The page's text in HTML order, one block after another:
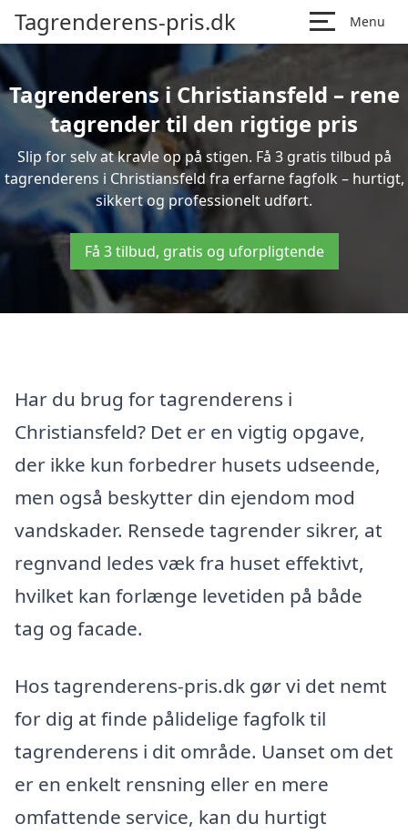
Tagrenderens-pris.dk Menu
Tagrenderens i Christiansfeld – rene
tagrender til den rigtige pris
Slip for selv at kravle op på stigen. Få 3 gratis tilbud på
tagrenderens i Christiansfeld fra erfarne fagfolk – hurtigt,
sikkert og professionelt udført.
Få 3 tilbud, gratis og uforpligtende
Har du brug for tagrenderens i
Christiansfeld? Det er en vigtig opgave,
der ikke kun forbedrer husets udseende,
men også beskytter din ejendom mod
vandskader. Rensede tagrender sikrer, at
regnvand ledes væk fra huset effektivt,
hvilket kan forlænge levetiden på både
tag og facade.
Hos tagrenderens-pris.dk gør vi det nemt
for dig at finde pålidelige fagfolk til
tagrenderens i dit område. Uanset om det
er en enkelt rensning eller en mere
omfattende service, kan du hurtigt